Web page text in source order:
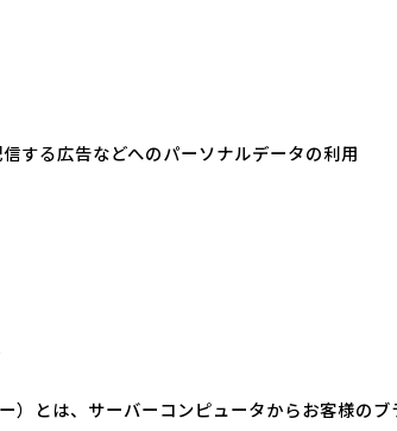
する広告などへのパーソナルデータの利用
とは、サーバーコンピュータからお客様のブ